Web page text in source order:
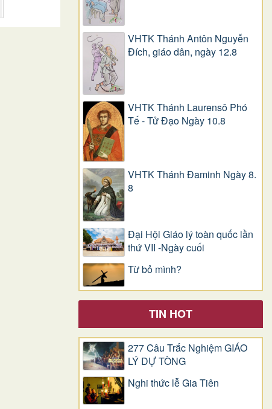
VHTK Thánh Antôn Nguyễn
Ðích, giáo dân, ngày 12.8
VHTK Thánh Laurensô Phó
Tế - Tử Đạo Ngày 10.8
VHTK Thánh Đaminh Ngày 8.
8
Đại Hội Giáo lý toàn quốc lần
thứ VII -Ngày cuối
Từ bỏ mình?
TIN HOT
277 Câu Trắc Nghiệm GIÁO
LÝ DỰ TÒNG
Nghi thức lễ Gia Tiên